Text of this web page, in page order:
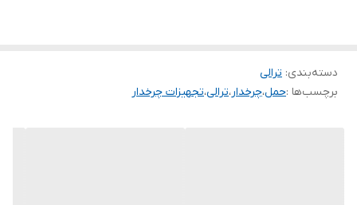
دسته‌بندی: ترالی
برچسب‌ها :حمل،چرخدار،ترالی،تجهیزات چرخدار